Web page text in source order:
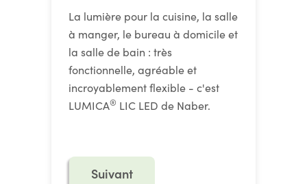
La lumière pour la cuisine, la salle
à manger, le bureau à domicile et
la salle de bain : très
fonctionnelle, agréable et
incroyablement flexible - c'est
LUMICA® LIC LED de Naber.
Suivant